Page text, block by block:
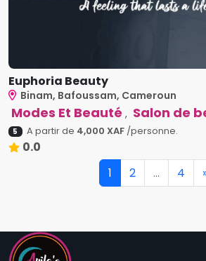
Euphoria Beauty
Binam, Bafoussam, Cameroun
Modes Et Beauté , Salon de
5 A partir de 4,000 XAF/personne.
0.0
1 2 ... 4